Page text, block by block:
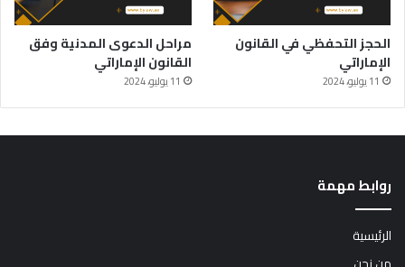
الحجز التحفظي في القانون
الإماراتي
11 يوليو، 2024
مراحل الدعوى المدنية وفق
القانون الإماراتي
11 يوليو، 2024
روابط مهمة
الرئيسية